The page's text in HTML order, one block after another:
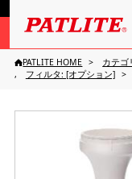
PATLITE HOME
カテゴ
フィルタ: [オプション]